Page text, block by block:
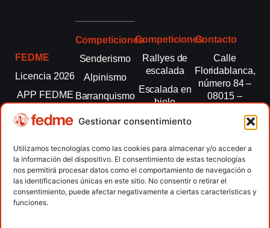
Gestionar consentimiento
Utilizamos tecnologías como las cookies para almacenar y/o acceder a
la información del dispositivo. El consentimiento de estas tecnologías
nos permitirá procesar datos como el comportamiento de navegación o
las identificaciones únicas en este sitio. No consentir o retirar el
consentimiento, puede afectar negativamente a ciertas características y
funciones.
FEDME
Licencia 2026
APP FEDME
Transparencia
autonómicas
Clubes
Contacto
Competiciones
Senderismo
Alpinismo
Barranquismo
montaña
Escalada
Escalada
paralimpica
Competiciones
Rallyes de
escalada
Escalada en
hielo
Esquí de
Marcha
Nórdica
Raquetas de
nieve
Contacto
Calle
Floridablanca,
número 84 –
08015 –
fedme@fedme.es
934 264 267